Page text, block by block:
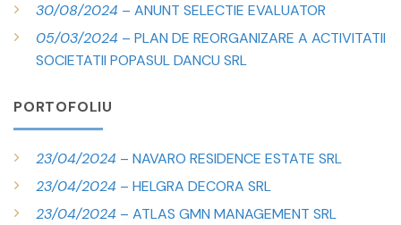
30/08/2024 – ANUNT SELECTIE EVALUATOR
05/03/2024 – PLAN DE REORGANIZARE A ACTIVITATII
SOCIETATII POPASUL DANCU SRL
PORTOFOLIU
23/04/2024 – NAVARO RESIDENCE ESTATE SRL
23/04/2024 – HELGRA DECORA SRL
23/04/2024 – ATLAS GMN MANAGEMENT SRL